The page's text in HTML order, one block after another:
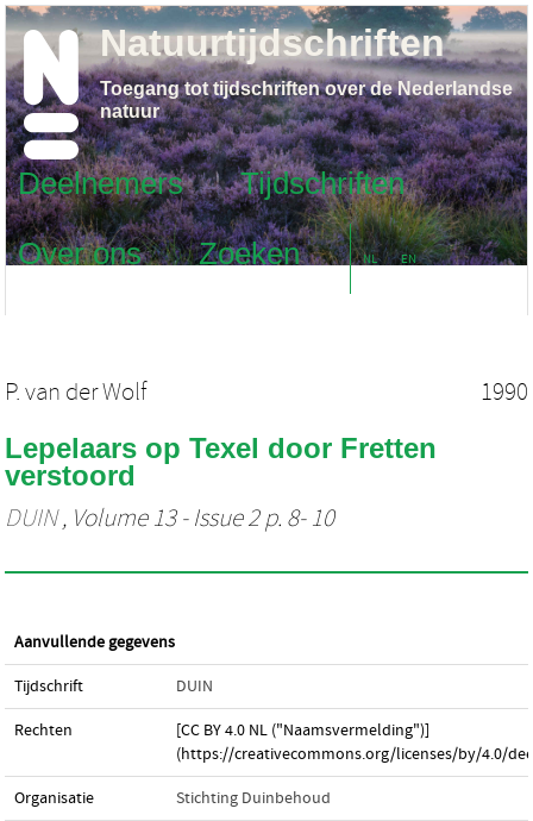
Deelnemers
Tijdschriften
Over ons
Zoeken NL EN
Natuurtijdschriften
Toegang tot tijdschriften over de Nederlandse
natuur
P. van der Wolf 1990
Lepelaars op Texel door Fretten
verstoord
DUIN, Volume 13 - Issue 2 p. 8- 10
Aanvullende gegevens
Tijdschrift DUIN
Rechten
[CC BY 4.0 NL ("Naamsvermelding")]
(https://creativecommons.org/licenses/by/4.0/
Organisatie Stichting Duinbehoud